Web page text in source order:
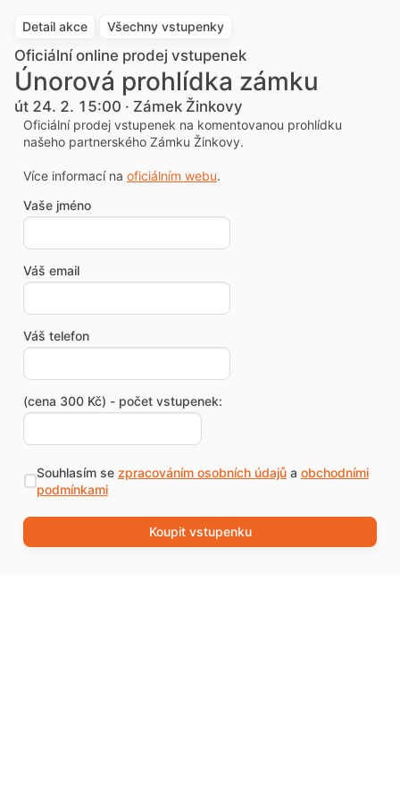
Detail akce Všechny vstupenky
Oficiální online prodej vstupenek
Únorová prohlídka zámku
út 24. 2. 15:00 · Zámek Žinkovy
Oficiální prodej vstupenek na komentovanou prohlídku
našeho partnerského Zámku Žinkovy.
Více informací na oficiálním webu.
Vaše jméno
Váš email
Váš telefon
(cena 300 Kč) - počet vstupenek:
Souhlasím se zpracováním osobních údajůa obchodními
podmínkami
Koupit vstupenku